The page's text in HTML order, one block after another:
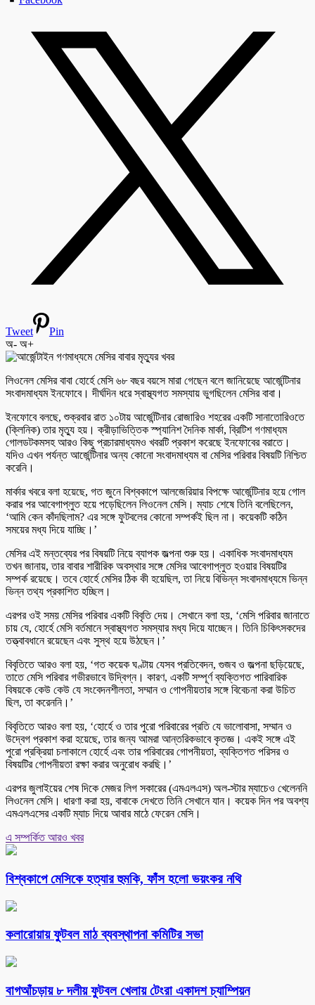
Tweet
Pin
অ- অ+
লিওনেল মেসির বাবা হোর্হে মেসি ৬৮ বছর বয়সে মারা গেছেন বলে জানিয়েছে আর্জেন্টিনার
সংবাদমাধ্যম ইনফোবে। দীর্ঘদিন ধরে স্বাস্থ্যগত সমস্যায় ভুগছিলেন মেসির বাবা।
ইনফোবে বলছে, শুক্রবার রাত ১০টায় আর্জেন্টিনার রোজারিও শহরের একটি সানাতোরিওতে
(ক্লিনিক) তার মৃত্যু হয়। ক্রীড়াভিত্তিক স্প্যানিশ দৈনিক মার্কা, ব্রিটিশ গণমাধ্যম
গোলডটকমসহ আরও কিছু প্রচারমাধ্যমও খবরটি প্রকাশ করেছে ইনফোবের বরাতে।
যদিও এখন পর্যন্ত আর্জেন্টিনার অন্য কোনো সংবাদমাধ্যম বা মেসির পরিবার বিষয়টি নিশ্চিত
করেনি।
মার্কার খবরে বলা হয়েছে, গত জুনে বিশ্বকাপে আলজেরিয়ার বিপক্ষে আর্জেন্টিনার হয়ে গোল
করার পর আবেগাপ্লুত হয়ে পড়েছিলেন লিওনেল মেসি। ম্যাচ শেষে তিনি বলেছিলেন,
‘আমি কেন কাঁদছিলাম? এর সঙ্গে ফুটবলের কোনো সম্পর্কই ছিল না। কয়েকটি কঠিন
সময়ের মধ্য দিয়ে যাচ্ছি।’
মেসির এই মন্তব্যের পর বিষয়টি নিয়ে ব্যাপক জল্পনা শুরু হয়। একাধিক সংবাদমাধ্যম
তখন জানায়, তার বাবার শারীরিক অবস্থার সঙ্গে মেসির আবেগাপ্লুত হওয়ার বিষয়টির
সম্পর্ক রয়েছে। তবে হোর্হে মেসির ঠিক কী হয়েছিল, তা নিয়ে বিভিন্ন সংবাদমাধ্যমে ভিন্ন
ভিন্ন তথ্য প্রকাশিত হচ্ছিল।
এরপর ওই সময় মেসির পরিবার একটি বিবৃতি দেয়। সেখানে বলা হয়, ‘মেসি পরিবার জানাতে
চায় যে, হোর্হে মেসি বর্তমানে স্বাস্থ্যগত সমস্যার মধ্য দিয়ে যাচ্ছেন। তিনি চিকিৎসকদের
তত্ত্বাবধানে রয়েছেন এবং সুস্থ হয়ে উঠছেন।’
বিবৃতিতে আরও বলা হয়, ‘গত কয়েক ঘণ্টায় যেসব প্রতিবেদন, গুজব ও জল্পনা ছড়িয়েছে,
তাতে মেসি পরিবার গভীরভাবে উদ্বিগ্ন। কারণ, একটি সম্পূর্ণ ব্যক্তিগত পারিবারিক
বিষয়কে কেউ কেউ যে সংবেদনশীলতা, সম্মান ও গোপনীয়তার সঙ্গে বিবেচনা করা উচিত
ছিল, তা করেননি।’
বিবৃতিতে আরও বলা হয়, ‘হোর্হে ও তার পুরো পরিবারের প্রতি যে ভালোবাসা, সম্মান ও
উদ্বেগ প্রকাশ করা হয়েছে, তার জন্য আমরা আন্তরিকভাবে কৃতজ্ঞ। একই সঙ্গে এই
পুরো প্রক্রিয়া চলাকালে হোর্হে এবং তার পরিবারের গোপনীয়তা, ব্যক্তিগত পরিসর ও
বিষয়টির গোপনীয়তা রক্ষা করার অনুরোধ করছি।’
এরপর জুলাইয়ের শেষ দিকে মেজর লিগ সকারের (এমএলএস) অল-স্টার ম্যাচেও খেলেননি
লিওনেল মেসি। ধারণা করা হয়, বাবাকে দেখতে তিনি সেখানে যান। কয়েক দিন পর অবশ্য
এমএলএসের একটি ম্যাচ দিয়ে আবার মাঠে ফেরেন মেসি।
এ সম্পর্কিত আরও খবর
বিশ্বকাপে মেসিকে হত্যার হুমকি, ফাঁস হলো ভয়ংকর নথি
কলারোয়ায় ফুটবল মাঠ ব্যবস্থাপনা কমিটির সভা
বাগআঁচড়ায় ৮ দলীয় ফুটবল খেলায় টেংরা একাদশ চ্যাম্পিয়ন